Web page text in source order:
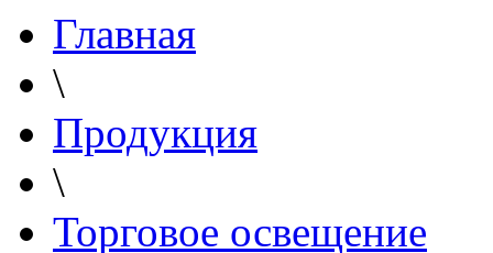
Главная
\
Продукция
\
Торговое освещение